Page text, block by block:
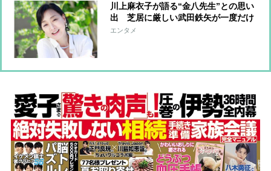
川上麻衣子が語る“金八先生”との思い
出 芝居に厳しい武田鉄矢が一度だけ
褒めてくれたこと「いまでも“先生”と
エンタメ